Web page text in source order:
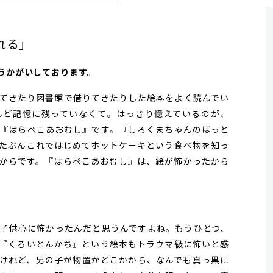
」
かがいしております。
きたり図書館で借りてきたりした絵本をよく読んでい
記憶に残っていなくて。はっきり憶えているのが、
はらぺこあおむし』です。『しろくまちゃんのほっと
ぶんこれではじめてホットケーキという食べ物を知っ
らです。『はらぺこあおむし』は、絵が怖かったから
供心に怖かったんだと思うんですよね。もうひとつ、
くろいとんかち』という絵本もトラウマ級に怖いと感
れど、男の子が物置かどこかから、なんでも真っ黒に